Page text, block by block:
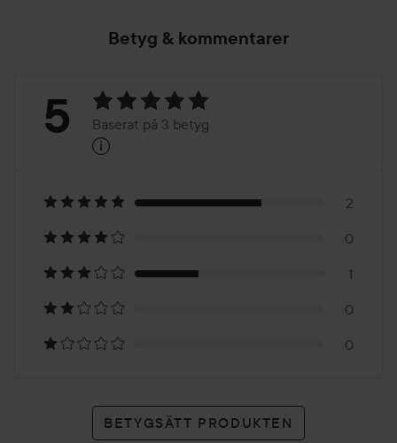
Betyg & kommentarer
Betyg:
Baserat
på
3
betyg
5 Baserat på 3 betyg
i
2
0
1
0
0
BETYGSÄTT PRODUKTEN